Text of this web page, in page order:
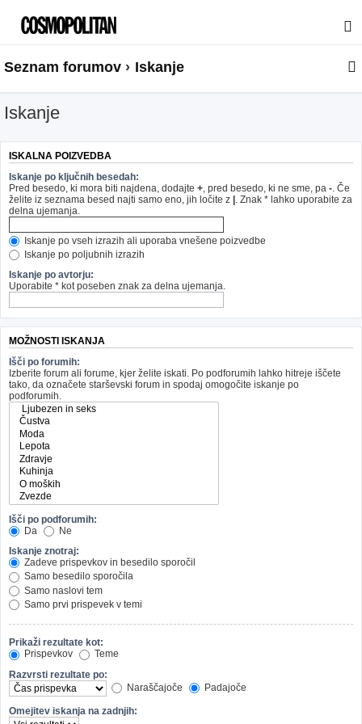
Seznam forumov Iskanje
Iskanje
ISKALNA POIZVEDBA
Iskanje po ključnih besedah:
Pred besedo, ki mora biti najdena, dodajte + , pred besedo, ki ne sme, pa - . Če
želite iz seznama besed najti samo eno, jih ločite z | . Znak * lahko uporabite za
delna ujemanja.
Iskanje po vseh izrazih ali uporaba vnešene poizvedbe
Iskanje po poljubnih izrazih
Iskanje po avtorju:
Uporabite * kot poseben znak za delna ujemanja.
MOŽNOSTI ISKANJA
Išči po forumih:
Izberite forum ali forume, kjer želite iskati. Po podforumih lahko hitreje iščete
tako, da označete starševski forum in spodaj omogočite iskanje po
podforumih.
Išči po podforumih:
Da
Ne
Iskanje znotraj:
Zadeve prispevkov in besedilo sporočil
Samo besedilo sporočila
Samo naslovi tem
Samo prvi prispevek v temi
Prikaži rezultate kot:
Prispevkov
Teme
Razvrsti rezultate po:
Naraščajoče
Padajoče
Omejitev iskanja na zadnjih: